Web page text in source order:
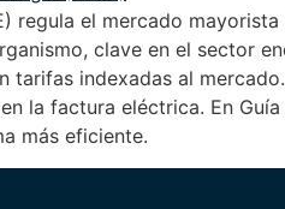
regula el mercado
clave en el sector
tarifas indexadas al
la factura eléctrica. En
más eficiente.